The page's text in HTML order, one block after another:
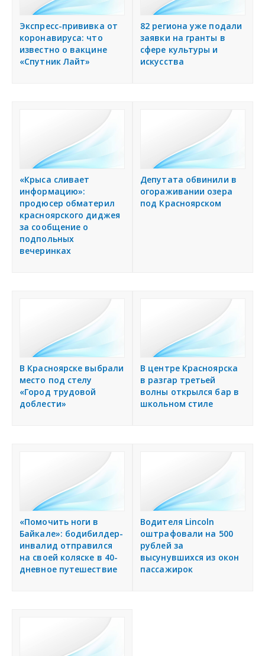
Экспресс-прививка от
коронавируса: что
известно о вакцине
«Спутник Лайт»
82 региона уже подали
заявки на гранты в
сфере культуры и
искусства
«Крыса сливает
информацию»:
продюсер обматерил
красноярского диджея
за сообщение о
подпольных
вечеринках
Депутата обвинили в
огораживании озера
под Красноярском
В Красноярске выбрали
место под стелу
«Город трудовой
доблести»
В центре Красноярска
в разгар третьей
волны открылся бар в
школьном стиле
«Помочить ноги в
Байкале»: бодибилдер-
инвалид отправился
на своей коляске в 40-
дневное путешествие
Водителя Lincoln
оштрафовали на 500
рублей за
высунувшихся из окон
пассажирок